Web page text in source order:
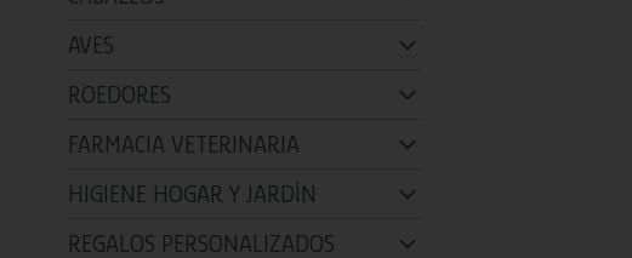
AVES
ROEDORES
FARMACIA VETERINARIA
HIGIENE HOGAR Y JARDÍN
REGALOS PERSONALIZADOS